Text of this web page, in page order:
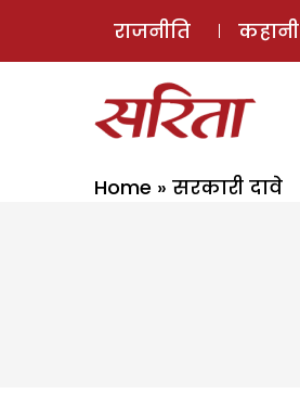
राजनीति कहानी
Home » सरकारी दावे